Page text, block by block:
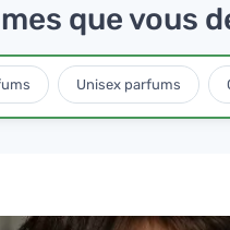
que vous
Unisex parfums